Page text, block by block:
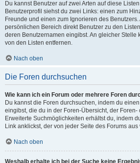
Du kannst Benutzer auf zwei Arten auf diese
Benutzerprofil siehst du zwei Links: einen zum
Freunde und einen zum Ignorieren des
persönlichen Bereich direkt Benutzer zu den
deren Benutzernamen eingibst. An gleicher Stelle
von den Listen entfernen.
Nach oben
Die Foren durchsuchen
Wie kann ich ein Forum oder mehrere Foren
Du kannst die Foren durchsuchen, indem du
eingibst, die du in der Foren-Übersicht, der
Erweiterte Suchmöglichkeiten erhältst du, indem
Link anklickst, der von jeder Seite des Forums aus
Nach oben
Weshalb erhalte ich bei der Suche keine